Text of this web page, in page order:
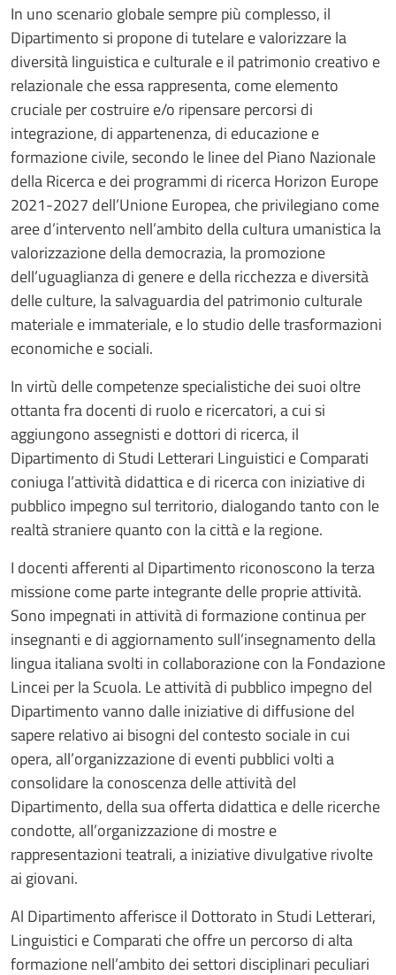
In uno scenario globale sempre più complesso, il
Dipartimento si propone di tutelare e valorizzare la
diversità linguistica e culturale e il patrimonio creativo e
relazionale che essa rappresenta, come elemento
cruciale per costruire e/o ripensare percorsi di
integrazione, di appartenenza, di educazione e
formazione civile, secondo le linee del Piano Nazionale
della Ricerca e dei programmi di ricerca Horizon Europe
2021-2027 dell’Unione Europea, che privilegiano come
aree d’intervento nell’ambito della cultura umanistica la
valorizzazione della democrazia, la promozione
dell’uguaglianza di genere e della ricchezza e diversità
delle culture, la salvaguardia del patrimonio culturale
materiale e immateriale, e lo studio delle trasformazioni
economiche e sociali.
In virtù delle competenze specialistiche dei suoi oltre
ottanta fra docenti di ruolo e ricercatori, a cui si
aggiungono assegnisti e dottori di ricerca, il
Dipartimento di Studi Letterari Linguistici e Comparati
coniuga l’attività didattica e di ricerca con iniziative di
pubblico impegno sul territorio, dialogando tanto con le
realtà straniere quanto con la città e la regione.
I docenti afferenti al Dipartimento riconoscono la terza
missione come parte integrante delle proprie attività.
Sono impegnati in attività di formazione continua per
insegnanti e di aggiornamento sull’insegnamento della
lingua italiana svolti in collaborazione con la Fondazione
Lincei per la Scuola. Le attività di pubblico impegno del
Dipartimento vanno dalle iniziative di diffusione del
sapere relativo ai bisogni del contesto sociale in cui
opera, all’organizzazione di eventi pubblici volti a
consolidare la conoscenza delle attività del
Dipartimento, della sua offerta didattica e delle ricerche
condotte, all’organizzazione di mostre e
rappresentazioni teatrali, a iniziative divulgative rivolte
ai giovani.
Al Dipartimento afferisce il Dottorato in Studi Letterari,
Linguistici e Comparati che offre un percorso di alta
formazione nell’ambito dei settori disciplinari peculiari